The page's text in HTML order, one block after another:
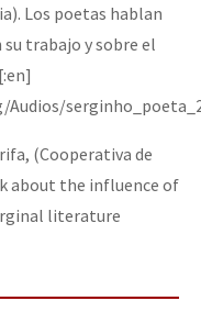
Los poetas hablan
trabajo y sobre el
(Cooperativa de
about the influence of
literature